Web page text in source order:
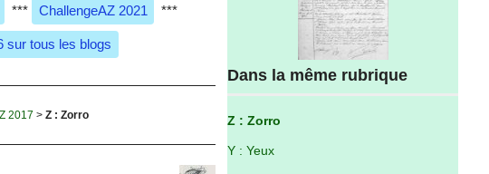
*** ChallengeAZ 2021 ***
sur tous les blogs
2017 >Z : Zorro
Dans la même rubrique
Z : Zorro
Y : Yeux